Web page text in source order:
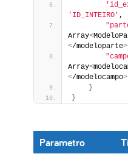
'ID_INTEIRO' ,
Array<
</modeloparte>
Array<
</modelocampo>
}
}
Parametro